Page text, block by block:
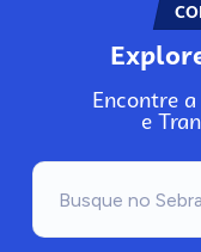
Encontre
e